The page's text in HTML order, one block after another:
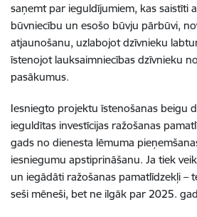
saņemt par ieguldījumiem, kas saistīti
būvniecību un esošo būvju pārbūvi,
atjaunošanu, uzlabojot dzīvnieku
īstenojot lauksaimniecības dzīvnieku
pasākumus.
Iesniegto projektu īstenošanas beigu
ieguldītas investīcijas ražošanas
gads no dienesta lēmuma
iesniegumu apstiprināšanu. Ja tiek
un iegādāti ražošanas pamatlīdzekļi –
seši mēneši, bet ne ilgāk par 2025.